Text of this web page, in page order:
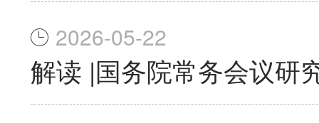
2026-05-22
解读 |国务院常务会议研